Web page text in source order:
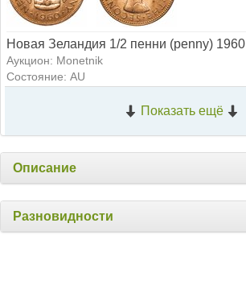
Новая Зеландия 1/2 пенни (penny) 1960
Аукцион: Monetnik
Состояние: AU
Показать ещё
Описание
Разновидности